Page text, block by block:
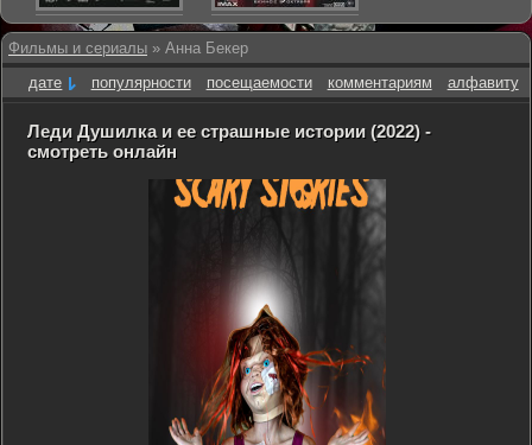
Фильмы и сериалы » Анна Бекер
дате
популярности посещаемости комментариям алфавиту
Леди Душилка и ее страшные истории (2022) -
смотреть онлайн